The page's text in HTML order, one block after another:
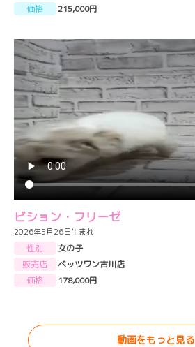
価格
215,000円
ビション・フリーゼ
2026年5月26日生まれ
性別
女の子
販売店
ペッツワン古川店
価格
178,000円
動画をもっと見る